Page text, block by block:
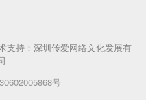
支持：深圳传爱网络文化发展有
号